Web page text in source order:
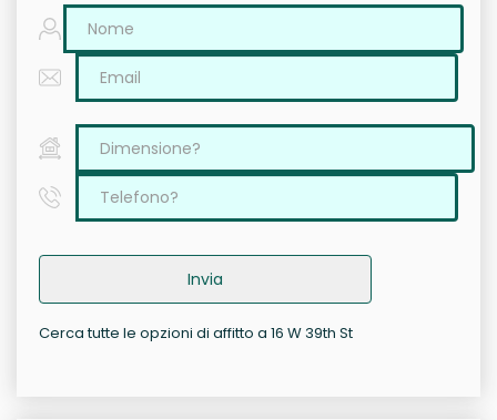
Invia
Cerca tutte le opzioni di affitto a 16 W 39th St